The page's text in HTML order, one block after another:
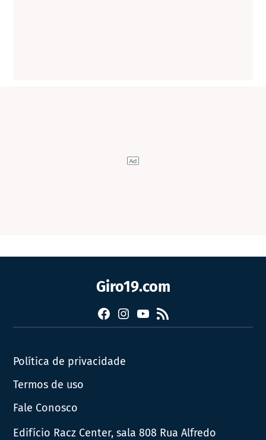
Giro19.com
FacebookInstagram
YouTube
RSS
Política de privacidade
Termos de uso
Fale Conosco
Edifício Racz Center, sala 808 Rua Alfredo